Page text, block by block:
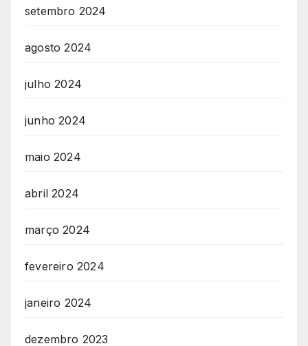
setembro 2024
agosto 2024
julho 2024
junho 2024
maio 2024
abril 2024
março 2024
fevereiro 2024
janeiro 2024
dezembro 2023